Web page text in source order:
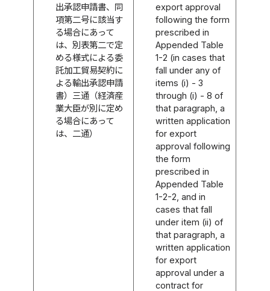
出承認申請書、同
項第二号に該当す
る場合にあって
は、別表第二で定
める様式による委
託加工貿易契約に
よる輸出承認申請
書）三通（経済産
業大臣が別に定め
る場合にあって
は、二通）
export approval
following the form
prescribed in
Appended Table
1-2 (in cases that
fall under any of
items (i) - 3
through (i) - 8 of
that paragraph, a
written application
for export
approval following
the form
prescribed in
Appended Table
1-2-2, and in
cases that fall
under item (ii) of
that paragraph, a
written application
for export
approval under a
contract for